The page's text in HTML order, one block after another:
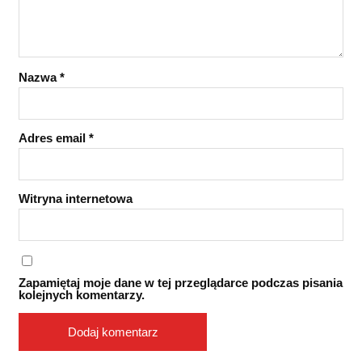
Nazwa*
Adres email *
Witryna internetowa
Zapamiętaj moje dane w tej przeglądarce podczas pisania
kolejnych komentarzy.